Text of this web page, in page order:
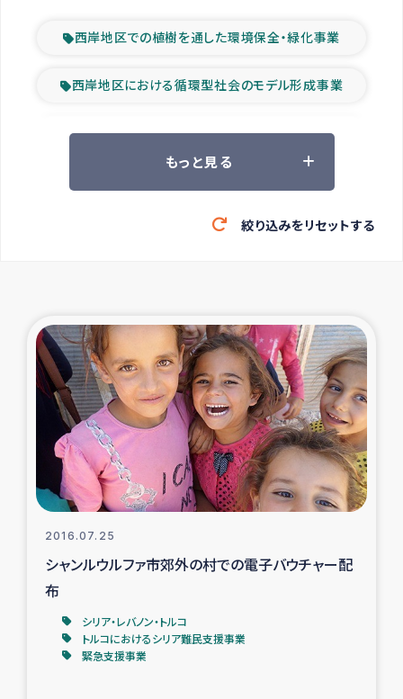
西岸地区での植樹を通した環境保全・緑化事業
西岸地区における循環型社会のモデル形成事業
ツアー参加者の声
緊急救援の時代
東ティモール豪雨緊急支援
大雨による洪水被災者支援
カカオ生産者支援事業
シリア国内避難民・帰還民の生活再建支援
トルコにおけるシリア難民支援事業
インドネシア中部 スラウェシの地震・津波被災者支援
スリランカ ジャフナ県干物事業
もっと見る
絞り込みをリセットする
2016.07.25
シャンルウルファ市郊外の村での電子バウチャー配
布
シリア・レバノン・トルコ
トルコにおけるシリア難民支援事業
緊急支援事業